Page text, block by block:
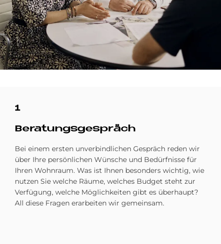
1
Be­ra­tungs­ge­spräch
Bei einem ersten unverbindlichen Gespräch reden wir
über Ihre persönlichen Wünsche und Bedürfnisse für
Ihren Wohnraum. Was ist Ihnen besonders wichtig, wie
nutzen Sie welche Räume, welches Budget steht zur
Verfügung, welche Möglichkeiten gibt es überhaupt?
All diese Fragen erarbeiten wir gemeinsam.